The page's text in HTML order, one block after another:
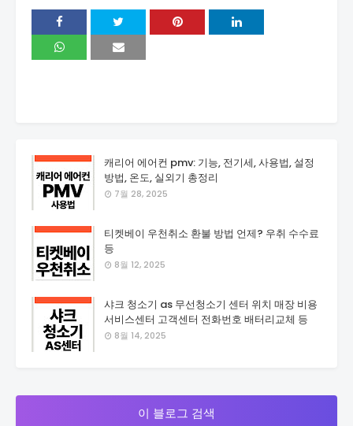
캐리어 에어컨 pmv: 기능, 전기세, 사용법, 설정
방법, 온도, 실외기 총정리
7월 28, 2025
티켓베이 우천취소 환불 방법 언제? 우취 수수료
등
8월 12, 2025
샤크 청소기 as 무선청소기 센터 위치 매장 비용
서비스센터 고객센터 전화번호 배터리교체 등
8월 14, 2025
이 블로그 검색